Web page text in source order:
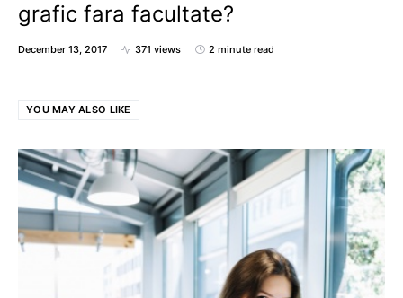
grafic fara facultate?
December 13, 2017 371 views 2 minute read
YOU MAY ALSO LIKE